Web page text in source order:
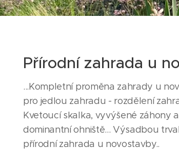
Přírodní zahrada u
...Kompletní proměna zahrady u
pro jedlou zahradu - rozdělení
Kvetoucí skalka, vyvýšené záhony
dominantní ohniště... Výsadbou
přírodní zahrada u novostavby..